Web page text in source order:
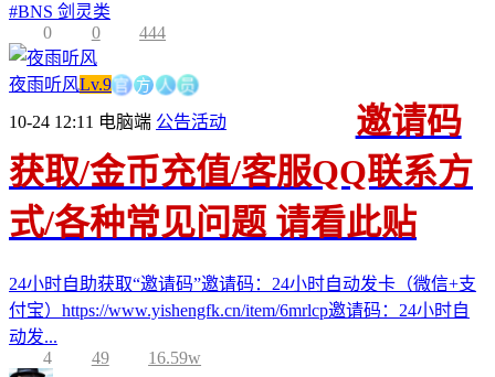
#BNS 剑灵类
0
0 444
夜雨听风Lv.9官方人 员
10-24 12:11 电脑端 公告活动
邀请码
获取/金币充值/客服QQ联系方
式/各种常见问题 请看此贴
24小时自助获取“邀请码”邀请码：24小时自动发卡（微信+支
付宝）https://www.yishengfk.cn/item/6mrlcp邀请码：24小时自
动发...
4
49 16.59w